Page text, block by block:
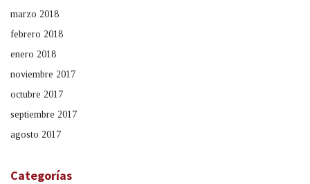
marzo 2018
febrero 2018
enero 2018
noviembre 2017
octubre 2017
septiembre 2017
agosto 2017
Categorías